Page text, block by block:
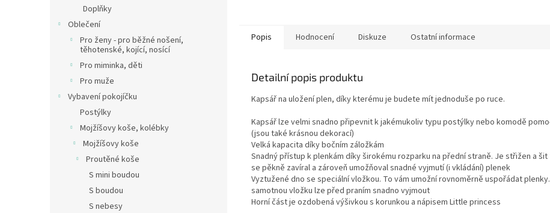
Doplňky
Oblečení
Pro ženy - pro běžné nošení,
těhotenské, kojící, nosící
Pro miminka, děti
Pro muže
Vybavení pokojíčku
Postýlky
Mojžíšovy koše, kolébky
Mojžíšovy koše
Proutěné koše
S mini boudou
S boudou
S nebesy
Popis Hodnocení Diskuze Ostatní informace
Detailní popis produktu
Kapsář na uložení plen, díky kterému je budete mít jednoduše po ruce.
Kapsář lze velmi snadno připevnit k jakémukoliv typu postýlky nebo komodě
(jsou také krásnou dekorací)
Velká kapacita díky bočním záložkám
Snadný přístup k plenkám díky širokému rozparku na přední straně. Je střižen a
se pěkně zavíral a zároveň umožňoval snadné vyjmutí (i vkládání) plenek
Vyztužené dno se speciální vložkou. To vám umožní rovnoměrně uspořádat
samotnou vložku lze před praním snadno vyjmout
Horní část je ozdobená výšivkou s korunkou a nápisem Little princess